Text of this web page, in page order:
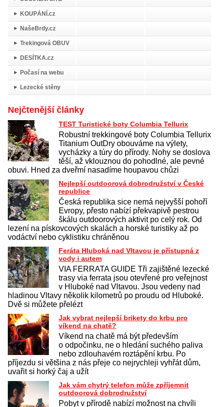
KOUPÁNÍ.cz
NašeBrdy.cz
Trekingová OBUV
DESÍTKA.cz
Počasí na webu
Lezecké stěny
Nejčtenější články
TEST Turistické boty Columbia Tellurix
Robustní trekkingové boty Columbia Tellurix
Titanium OutDry obouváme na výlety,
vycházky a túry do přírody. Nohy se doslova
těší, až vklouznou do pohodlné, ale pevné
obuvi. Hned za dveřmí nasadíme houpavou chůzi
Nejlepší outdoorová dobrodružství v České
republice
Česká republika sice nemá nejvyšší pohoří
Evropy, přesto nabízí překvapivě pestrou
škálu outdoorových aktivit po celý rok. Od
lezení na pískovcových skalách a horské turistiky až po
vodáctví nebo cyklistiku chráněnou
Feráta Hluboká nad Vltavou je přístupná z
vody i autem
VIA FERRATA GUIDE Tři zajištěné lezecké
trasy via ferrata jsou otevřené pro veřejnost
v Hluboké nad Vltavou. Jsou vedeny nad
hladinou Vltavy několik kilometrů po proudu od Hluboké.
Dvě si můžete přelézt
Jak vybrat nejlepší brikety do krbu pro
víkend na chatě?
Víkend na chatě má být především
o odpočinku, ne o hledání suchého paliva
nebo zdlouhavém roztápění krbu. Po
příjezdu si většina z nás přeje co nejrychleji vyhřát dům,
uvařit si horký čaj a užít
Jak vám chytrý telefon může zpříjemnit
outdoorová dobrodružství
Pobyt v přírodě nabízí možnost na chvíli